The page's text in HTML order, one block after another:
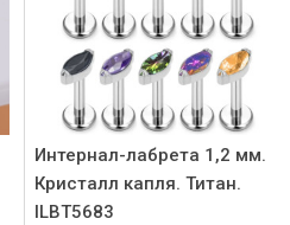
Интернал-лабрета 1,2 мм.
Кристалл капля. Титан.
ILBT5683